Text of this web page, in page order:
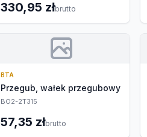
330,95 złbrutto
BTA
Przegub, wałek przegubowy
BO2-2T315
57,35 złbrutto